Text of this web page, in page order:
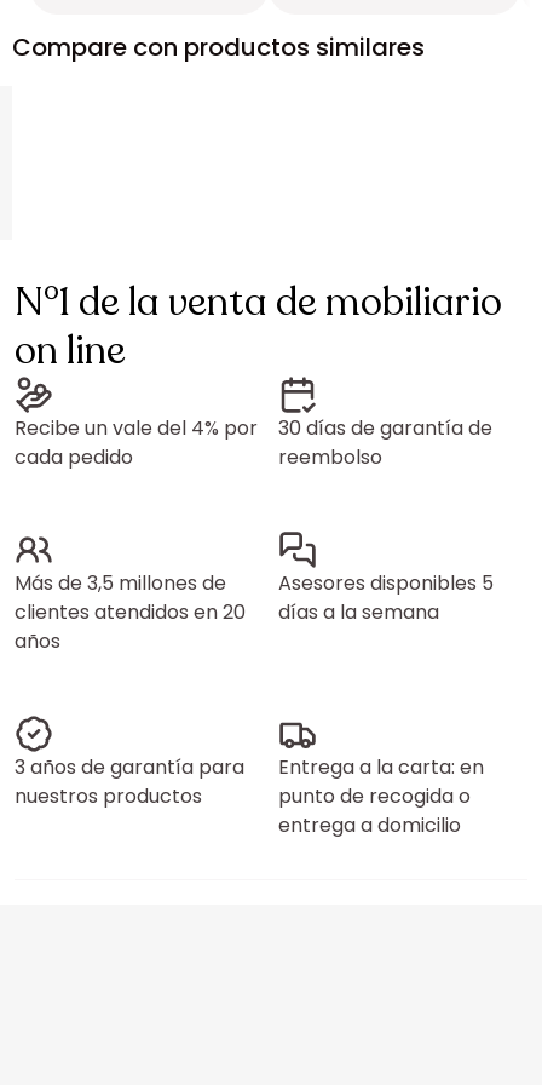
Compare con productos similares
N°1 de la venta de mobiliario
on line
Recibe un vale del 4% por
cada pedido
30 días de garantía de
reembolso
Más de 3,5 millones de
clientes atendidos en 20
años
Asesores disponibles 5
días a la semana
3 años de garantía para
nuestros productos
Entrega a la carta: en
punto de recogida o
entrega a domicilio